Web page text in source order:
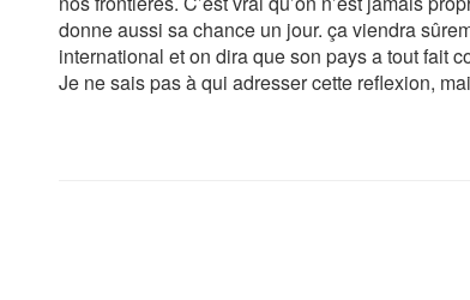
donne aussi sa chance un jour. ça viendra
international et on dira que son pays a tout fait
Je ne sais pas à qui adresser cette reflexion,